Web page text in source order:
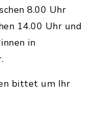
8.00 Uhr
14.00 Uhr und
in
bittet um Ihr